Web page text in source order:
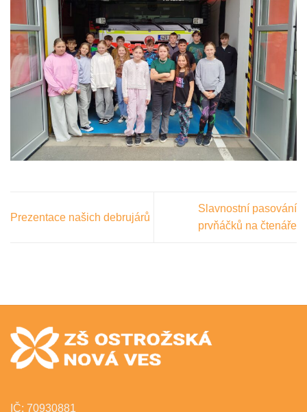
Prezentace našich debrujárů
Slavnostní pasování
prvňáčků na čtenáře
IČ: 70930881